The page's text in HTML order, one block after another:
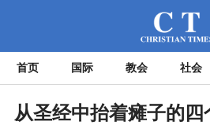
首页 国际 教会 社会
从圣经中抬着瘫子的